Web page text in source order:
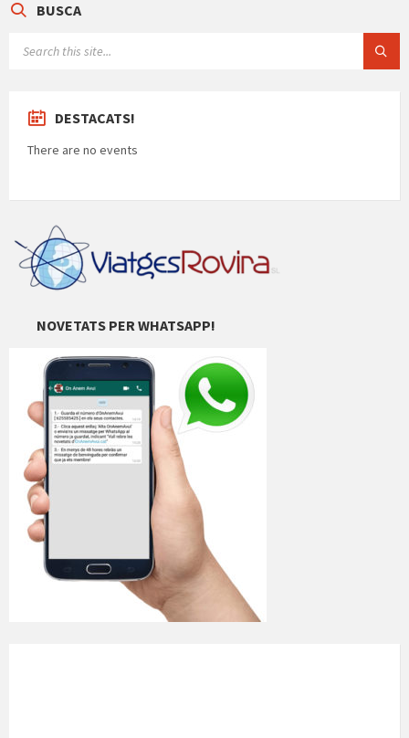
BUSCA
DESTACATS!
There are no events
NOVETATS PER WHATSAPP!